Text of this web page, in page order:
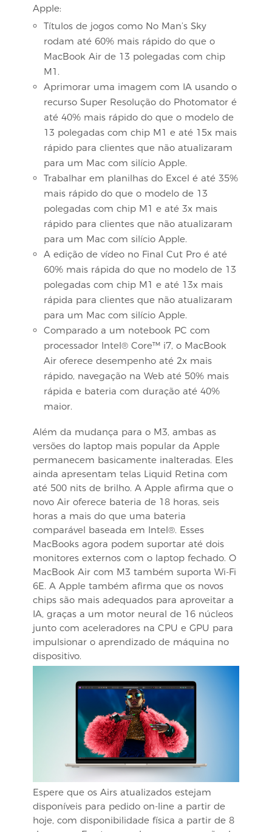
Apple:
Títulos de jogos como No Man’s Sky
rodam até 60% mais rápido do que o
MacBook Air de 13 polegadas com chip
M1.
Aprimorar uma imagem com IA usando o
recurso Super Resolução do Photomator é
até 40% mais rápido do que o modelo de
13 polegadas com chip M1 e até 15x mais
rápido para clientes que não atualizaram
para um Mac com silício Apple.
Trabalhar em planilhas do Excel é até 35%
mais rápido do que o modelo de 13
polegadas com chip M1 e até 3x mais
rápido para clientes que não atualizaram
para um Mac com silício Apple.
A edição de vídeo no Final Cut Pro é até
60% mais rápida do que no modelo de 13
polegadas com chip M1 e até 13x mais
rápida para clientes que não atualizaram
para um Mac com silício Apple.
Comparado a um notebook PC com
processador Intel® Core™ i7, o MacBook
Air oferece desempenho até 2x mais
rápido, navegação na Web até 50% mais
rápida e bateria com duração até 40%
maior.
Além da mudança para o M3, ambas as
versões do laptop mais popular da Apple
permanecem basicamente inalteradas. Eles
ainda apresentam telas Liquid Retina com
até 500 nits de brilho. A Apple afirma que o
novo Air oferece bateria de 18 horas, seis
horas a mais do que uma bateria
comparável baseada em Intel®. Esses
MacBooks agora podem suportar até dois
monitores externos com o laptop fechado. O
MacBook Air com M3 também suporta Wi-Fi
6E. A Apple também afirma que os novos
chips são mais adequados para aproveitar a
IA, graças a um motor neural de 16 núcleos
junto com aceleradores na CPU e GPU para
impulsionar o aprendizado de máquina no
dispositivo.
Espere que os Airs atualizados estejam
disponíveis para pedido on-line a partir de
hoje, com disponibilidade física a partir de 8